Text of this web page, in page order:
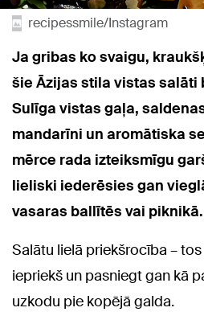
recipessmile/Instagram
Ja gribas ko svaigu,
šie Āzijas stila vistas salāti
Sulīga vistas gaļa,
mandarīni un aromātiska
mērce rada izteiksmīgu
lieliski iederēsies gan
vasaras ballītēs vai piknikā.
Salātu lielā priekšrocība –
iepriekš un pasniegt gan kā
uzkodu pie kopējā galda.